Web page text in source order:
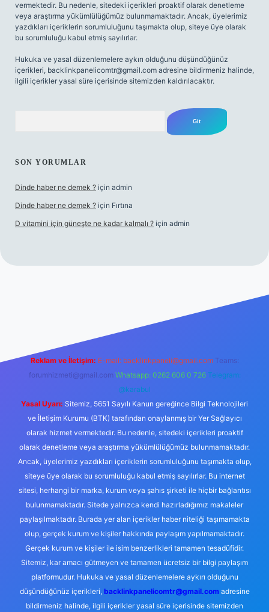
vermektedir. Bu nedenle, sitedeki içerikleri proaktif olarak denetleme
veya araştırma yükümlülüğümüz bulunmamaktadır. Ancak, üyelerimiz
yazdıkları içeriklerin sorumluluğunu taşımakta olup, siteye üye olarak
bu sorumluluğu kabul etmiş sayılırlar.
Hukuka ve yasal düzenlemelere aykırı olduğunu düşündüğünüz
içerikleri, backlinkpanelicomtr@gmail.com adresine bildirmeniz halinde,
ilgili içerikler yasal süre içerisinde sitemizden kaldırılacaktır.
SON YORUMLAR
Dinde haber ne demek ? için admin
Dinde haber ne demek ? için Fırtına
D vitamini için güneşte ne kadar kalmalı ? için admin
Reklam ve İletişim: E-mail: backlinkpaneli@gmail.com Teams:
forumhizmeti@gmail.com Whatsapp: 0262 606 0 726 Telegram:
@karabul
Yasal Uyarı: Sitemiz, 5651 Sayılı Kanun gereğince Bilgi Teknolojileri
ve İletişim Kurumu (BTK) tarafından onaylanmış bir Yer Sağlayıcı
olarak hizmet vermektedir. Bu nedenle, sitedeki içerikleri proaktif
olarak denetleme veya araştırma yükümlülüğümüz bulunmamaktadır.
Ancak, üyelerimiz yazdıkları içeriklerin sorumluluğunu taşımakta olup,
siteye üye olarak bu sorumluluğu kabul etmiş sayılırlar. Bu internet
sitesi, herhangi bir marka, kurum veya şahıs şirketi ile hiçbir bağlantısı
bulunmamaktadır. Sitede yalnızca kendi hazırladığımız makaleler
paylaşılmaktadır. Burada yer alan içerikler haber niteliği taşımamakta
olup, gerçek kurum ve kişiler hakkında paylaşım yapılmamaktadır.
Gerçek kurum ve kişiler ile isim benzerlikleri tamamen tesadüfidir.
Sitemiz, kar amacı gütmeyen ve tamamen ücretsiz bir bilgi paylaşım
platformudur. Hukuka ve yasal düzenlemelere aykırı olduğunu
düşündüğünüz içerikleri, backlinkpanelicomtr@gmail.comadresine
bildirmeniz halinde, ilgili içerikler yasal süre içerisinde sitemizden